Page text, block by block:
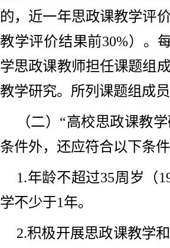
的，近一年思政课教学评
教学评价结果前30%）。
学思政课教师担任课题组
教学研究。所列课题组成
（二）“高校思政课教
条件外，还应符合以下条件
1.年龄不超过35周岁（
学不少于1年。
2.积极开展思政课教学